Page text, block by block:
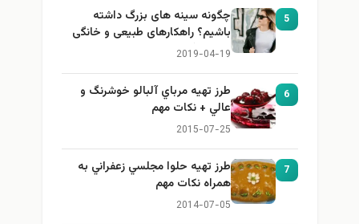
5
چگونه سینه های بزرگ داشته
باشیم؟ راهکارهای طبیعی و خانگی
برای بزرگ کردن سینه
2019-04-19
6
طرز تهيه مرباي آلبالو خوشرنگ و
عالي + نكات مهم
2015-07-25
7
طرز تهيه حلوا مجلسي زعفراني به
همراه نكات مهم
2014-07-05